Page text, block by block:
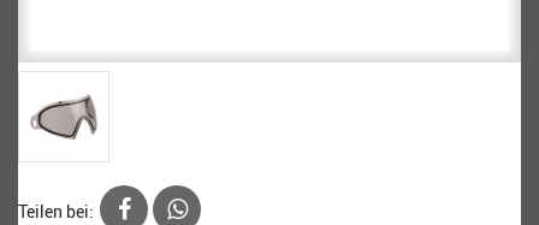
Teilen bei: